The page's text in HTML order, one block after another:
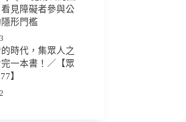
見障礙者參與公
形門檻
時代，集眾人之
一本書！／【眾
】